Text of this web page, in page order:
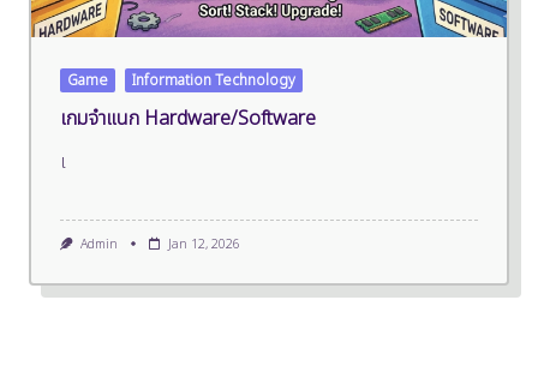
Game Information Technology
เกมจำแนก Hardware/Software
เ
Admin Jan 12, 2026